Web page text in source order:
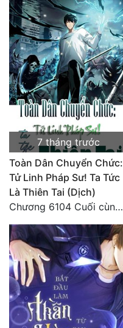
7 tháng trước
Toàn Dân Chuyển Chức:
Tử Linh Pháp Sư! Ta Tức
Là Thiên Tai (Dịch)
Chương 6104 Cuối cùng (HẾT)